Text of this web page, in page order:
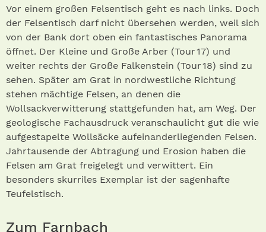
Vor einem großen Felsentisch geht es nach links. Doch
der Felsentisch darf nicht übersehen werden, weil sich
von der Bank dort oben ein fantastisches Panorama
öffnet. Der Kleine und Große Arber (Tour 17) und
weiter rechts der Große Falkenstein (Tour 18) sind zu
sehen. Später am Grat in nordwestliche Richtung
stehen mächtige Felsen, an denen die
Wollsackverwitterung stattgefunden hat, am Weg. Der
geologische Fachausdruck veranschaulicht gut die wie
aufgestapelte Wollsäcke aufeinanderliegenden Felsen.
Jahrtausende der Abtragung und Erosion haben die
Felsen am Grat freigelegt und verwittert. Ein
besonders skurriles Exemplar ist der sagenhafte
Teufelstisch.
Zum Farnbach